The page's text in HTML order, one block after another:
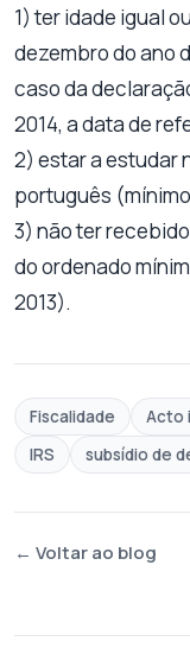
1) ter idade igual
dezembro do ano
caso da
2014, a data de
2) estar a estudar
português
3) não ter
do ordenado
2013).
Fiscalidade Acto
IRS
subsídio de
← Voltar ao blog